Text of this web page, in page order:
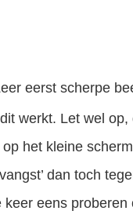
eerst scherpe
werkt. Let wel op,
het kleine
dan toch
eens proberen